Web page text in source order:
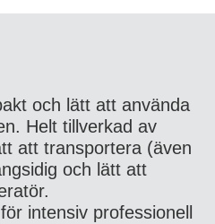
och lätt att använda
Helt tillverkad av
att transportera (även
och lätt att
intensiv professionell